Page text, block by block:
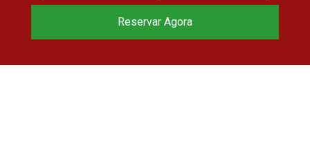
Reservar Agora